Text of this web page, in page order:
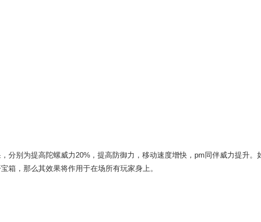
分别为提高陀螺威力20%，提高防御力，移动速度增快，pm同伴威力提升。
箱，那么其效果将作用于在场所有玩家身上。